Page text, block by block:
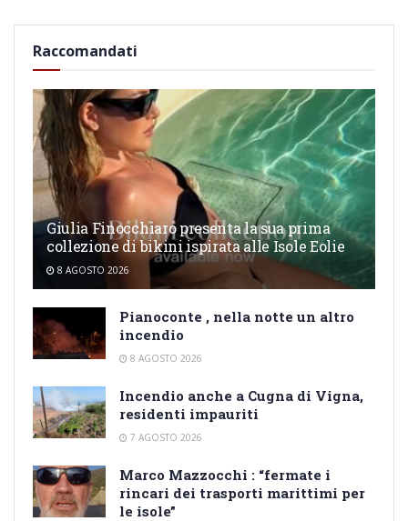
Raccomandati
Giulia Finocchiaro presenta la sua prima
collezione di bikini ispirata alle Isole Eolie
8 AGOSTO 2026
Pianoconte , nella notte un altro
incendio
8 AGOSTO 2026
Incendio anche a Cugna di Vigna,
residenti impauriti
7 AGOSTO 2026
Marco Mazzocchi : “fermate i
rincari dei trasporti marittimi per
le isole”